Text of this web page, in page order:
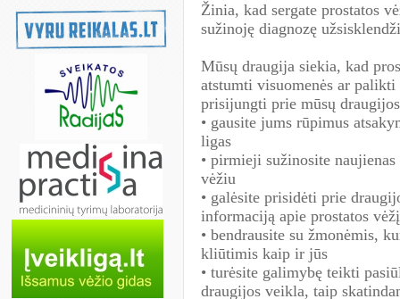
Žinia, kad sergate prostatos
sužinoję diagnozę
Mūsų draugija siekia, kad
atstumti visuomenės ar
prisijungti prie mūsų
• gausite jums rūpimus
ligas
• pirmieji sužinosite
vėžiu
• galėsite prisidėti prie
informaciją apie prostatos vėžį
• bendrausite su žmonėmis,
kliūtimis kaip ir jūs
• turėsite galimybę teikti
draugijos veikla, taip